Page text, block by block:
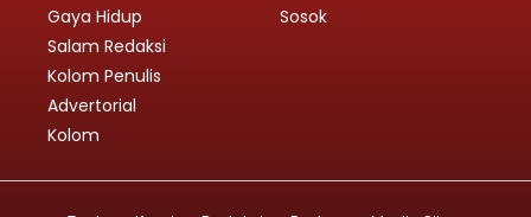
Gaya Hidup
Sosok
Salam Redaksi
Kolom Penulis
Advertorial
Kolom